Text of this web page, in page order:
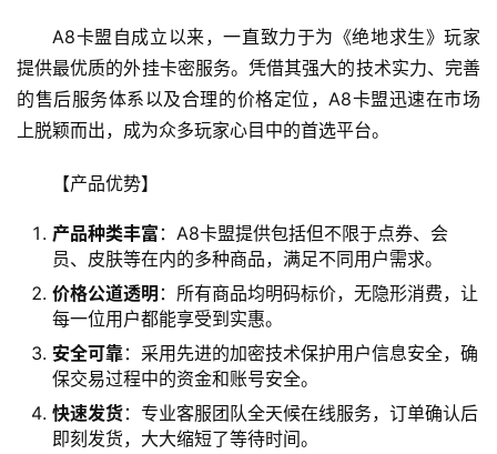
A8卡盟自成立以来，一直致力于为《绝地求生》玩家
提供最优质的外挂卡密服务。凭借其强大的技术实力、完善
的售后服务体系以及合理的价格定位，A8卡盟迅速在市场
上脱颖而出，成为众多玩家心目中的首选平台。
【产品优势】
产品种类丰富 ：A8卡盟提供包括但不限于点券、会
员、皮肤等在内的多种商品，满足不同用户需求。
价格公道透明 ：所有商品均明码标价，无隐形消费，让
每一位用户都能享受到实惠。
安全可靠：采用先进的加密技术保护用户信息安全，确
保交易过程中的资金和账号安全。
快速发货：专业客服团队全天候在线服务，订单确认后
即刻发货，大大缩短了等待时间。